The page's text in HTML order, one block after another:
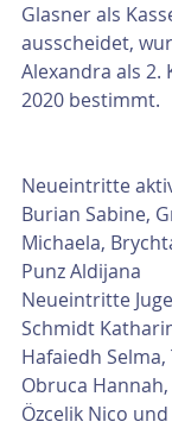
Glasner als
ausscheidet,
Alexandra als
2020 bestimmt.
Neueintritte
Burian Sabine,
Michaela,
Punz Aldijana
Neueintritte
Schmidt
Hafaiedh
Obruca
Özcelik Nico